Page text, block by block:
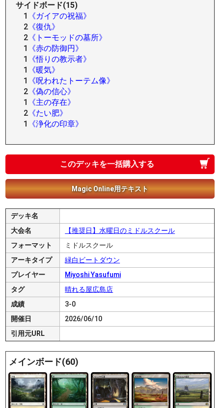
サイドボード(15)
1
《ガイアの祝福》
2 《復仇》
2 《トーモッドの墓所》
1
《赤の防御円》
1
《悟りの教示者》
1
《暖気》
1
《呪われたトーテム像》
2 《偽の信心》
1
《主の存在》
2 《たい肥》
1
《浄化の印章》
このデッキを一括購入する
Magic Online用テキスト
デッキ名
大会名
【推奨日】水曜日のミドルスクール
フォーマット
ミドルスクール
アーキタイプ
緑白ビートダウン
プレイヤー
Miyoshi Yasufumi
タグ
晴れる屋広島店
成績
3-0
開催日
2026/06/10
引用元URL
メインボード(60)